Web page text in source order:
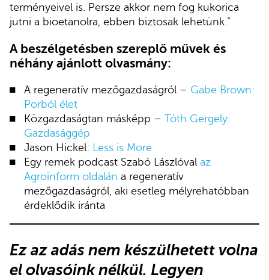
terményeivel is. Persze akkor nem fog kukorica
jutni a bioetanolra, ebben biztosak lehetünk.”
A beszélgetésben szereplő művek és
néhány ajánlott olvasmány:
A regeneratív mezőgazdaságról – Gabe Brown:
Porból élet
Közgazdaságtan másképp –Tóth Gergely:
Gazdasággép
Jason Hickel: Less is More
Egy remek podcast Szabó Lászlóvalaz
Agroinform oldalán a regeneratív
mezőgazdaságról, aki esetleg mélyrehatóbban
érdeklődik iránta
Ez az adás nem készülhetett volna
el olvasóink nélkül. Legyen